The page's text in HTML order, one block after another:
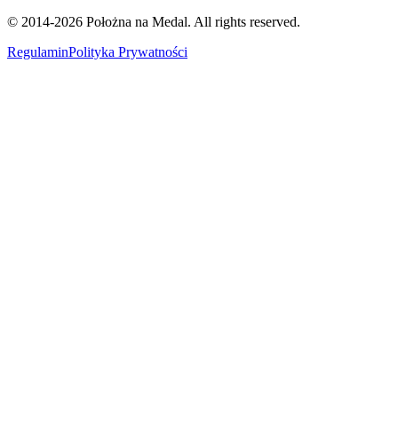
© 2014-2026 Położna na Medal. All rights reserved.
RegulaminPolityka Prywatności